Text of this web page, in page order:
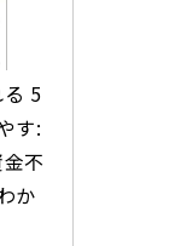
5
す:
不
か